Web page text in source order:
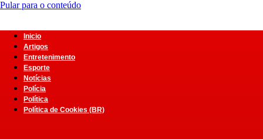
Pular para o conteúdo
Inicio
Artigos
Entretenimento
Esporte
Notícias
Polícia
Política
Política de Cookies (BR)